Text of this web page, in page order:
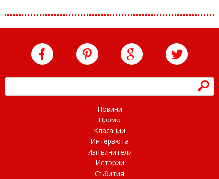
h
Новини
Промо
Класации
Интервюта
Изпълнители
Истории
Събития